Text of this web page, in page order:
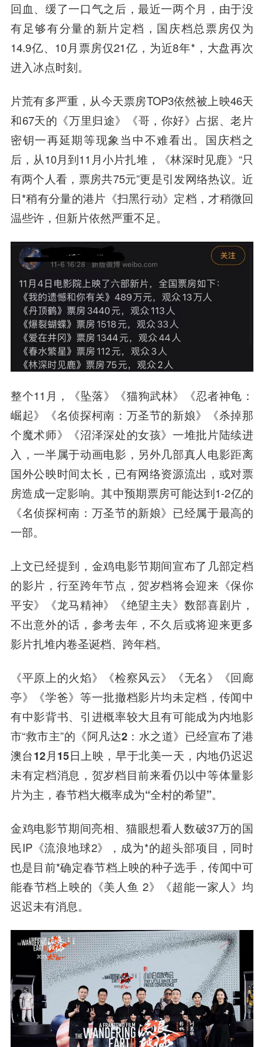
回血、缓了一口气之后，最近一两个月，由于没
有足够有分量的新片定档 ，国庆档总票房仅为
14.9亿、10月票房仅21亿，为近8年*， 大盘再次
进入冰点时刻。
片荒有多严重 ，从今天票房TOP3依然被上映46天
和67天的《万里归途》《哥，你好》占据、老片
密钥一再延期等现象当中不难看出。国庆档之
后，从10月到11月小片扎堆，《林深时见鹿》“只
有两个人看，票房共75元”更是引发网络热议。近
日*稍有分量的港片《扫黑行动》定档，才稍微回
温些许，但新片依然严重不足。
整个11月，《坠落》《猫狗武林》《忍者神龟：
崛起》《名侦探柯南：万圣节的新娘》《杀掉那
个魔术师》《沼泽深处的女孩》一堆批片陆续进
入，一半属于动画电影，另外几部真人电影距离
国外公映时间太长，已有网络资源流出，或对票
房造成一定影响。其中预期票房可能达到1-2亿的
《名侦探柯南：万圣节的新娘》已经属于最高的
一部。
上文已经提到，金鸡电影节期间宣布了几部定档
的影片，行至跨年节点，贺岁档将会迎来《保你
平安》《龙马精神》《绝望主夫》数部喜剧片，
不出意外的话，参考去年，不久后或将迎来更多
影片扎堆内卷圣诞档、跨年档。
《平原上的火焰》《检察风云》《无名》《回廊
亭》《学爸》等一批撤档影片均未定档，传闻中
有中影背书、引进概率较大且有可能成为内地影
市“救市主”的 《阿凡达2：水之道》已经宣布了港
澳台12月15日上映，早于北美一天，内地仍迟迟
未有定档消息 ，贺岁档目前来看仍以中等体量影
片为主，春节档大概率成为“全村的希望”。
金鸡电影节期间亮相、猫眼想看人数破37万的国
民IP《流浪地球2》，成为*的超头部项目，同时
也是目前*确定春节档上映的种子选手，传闻中可
能春节档上映的《美人鱼 2》《超能一家人》均
迟迟未有消息。